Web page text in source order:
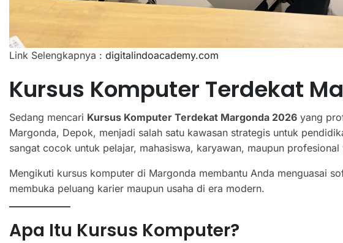
Link Selengkapnya : digitalindoacademy.com
Kursus Komputer Terdekat
Sedang mencari Kursus Komputer Terdekat Margonda 2026 yang
Margonda, Depok, menjadi salah satu kawasan strategis untuk
sangat cocok untuk pelajar, mahasiswa, karyawan, maupun
Mengikuti kursus komputer di Margonda membantu Anda menguasai
membuka peluang karier maupun usaha di era modern.
Apa Itu Kursus Komputer?